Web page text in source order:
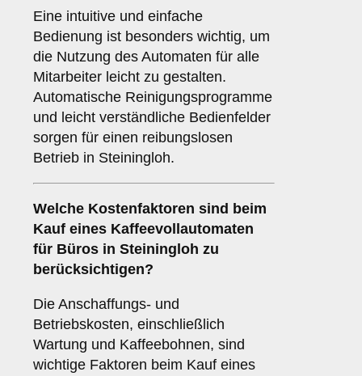
Eine intuitive und einfache
Bedienung ist besonders wichtig, um
die Nutzung des Automaten für alle
Mitarbeiter leicht zu gestalten.
Automatische Reinigungsprogramme
und leicht verständliche Bedienfelder
sorgen für einen reibungslosen
Betrieb in Steiningloh.
Welche Kostenfaktoren sind beim
Kauf eines Kaffeevollautomaten
für Büros in Steiningloh zu
berücksichtigen?
Die Anschaffungs- und
Betriebskosten, einschließlich
Wartung und Kaffeebohnen, sind
wichtige Faktoren beim Kauf eines